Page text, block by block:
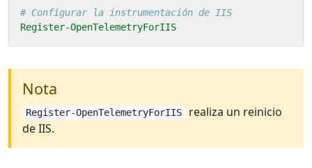
# Configurar la instrumentación de IIS
Register-OpenTelemetryForIIS
Nota
Register-OpenTelemetryForIIS realiza un reinicio
de IIS.